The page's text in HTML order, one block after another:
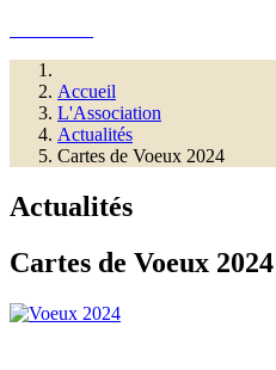
Accueil
L'Association
Actualités
Cartes de Voeux 2024
Actualités
Cartes de Voeux 2024